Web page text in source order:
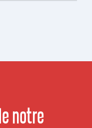
notre